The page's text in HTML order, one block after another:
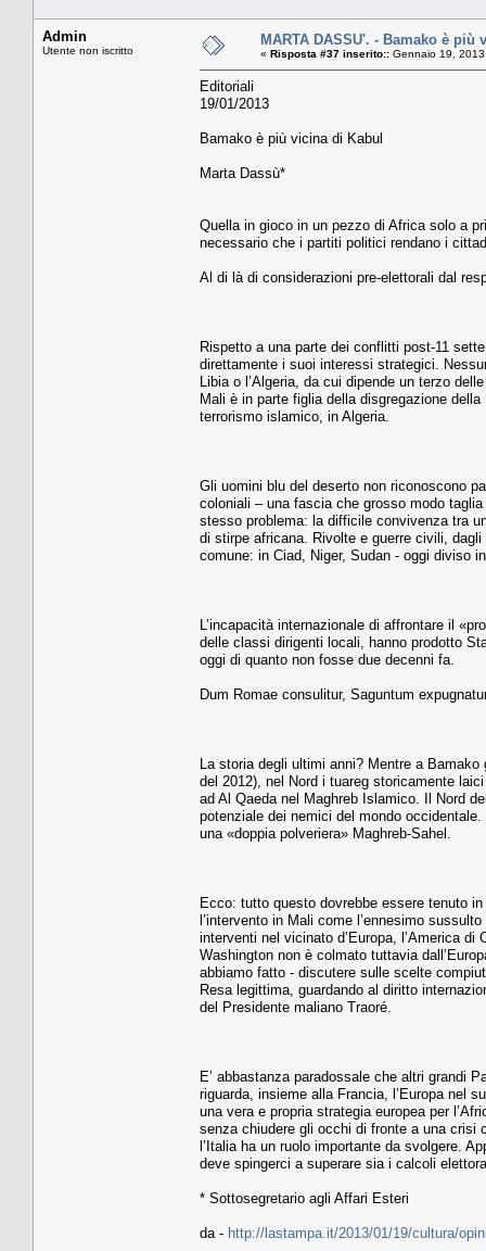
Admin
Utente non iscritto
MARTA DASSU'. - Bamako è più
« Risposta #37 inserito:: Gennaio 19,
Editoriali
19/01/2013
Bamako è più vicina di Kabul
Marta Dassù*
Quella in gioco in un pezzo di Africa solo a
necessario che i partiti politici rendano i
Al di là di considerazioni pre-elettorali dal
Rispetto a una parte dei conflitti post-11
direttamente i suoi interessi strategici.
Libia o l’Algeria, da cui dipende un terzo
Mali è in parte figlia della disgregazione
terrorismo islamico, in Algeria.
Gli uomini blu del deserto non riconoscono
coloniali – una fascia che grosso modo
stesso problema: la difficile convivenza tra
di stirpe africana. Rivolte e guerre civili,
comune: in Ciad, Niger, Sudan - oggi diviso
L’incapacità internazionale di affrontare il
delle classi dirigenti locali, hanno prodotto
oggi di quanto non fosse due decenni fa.
Dum Romae consulitur, Saguntum
La storia degli ultimi anni? Mentre a
del 2012), nel Nord i tuareg storicamente
ad Al Qaeda nel Maghreb Islamico. Il Nord
potenziale dei nemici del mondo
una «doppia polveriera» Maghreb-Sahel.
Ecco: tutto questo dovrebbe essere tenuto
l’intervento in Mali come l’ennesimo
interventi nel vicinato d’Europa, l’America
Washington non è colmato tuttavia
abbiamo fatto - discutere sulle scelte
Resa legittima, guardando al diritto
del Presidente maliano Traoré.
E’ abbastanza paradossale che altri grandi
riguarda, insieme alla Francia, l’Europa nel
una vera e propria strategia europea per
senza chiudere gli occhi di fronte a una crisi
l’Italia ha un ruolo importante da svolgere.
deve spingerci a superare sia i calcoli
* Sottosegretario agli Affari Esteri
da - http://lastampa.it/2013/01/19/cultura/